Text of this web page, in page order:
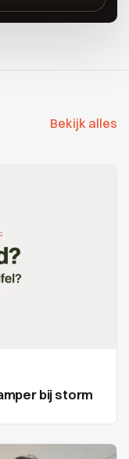
Bekijk alles
bij storm